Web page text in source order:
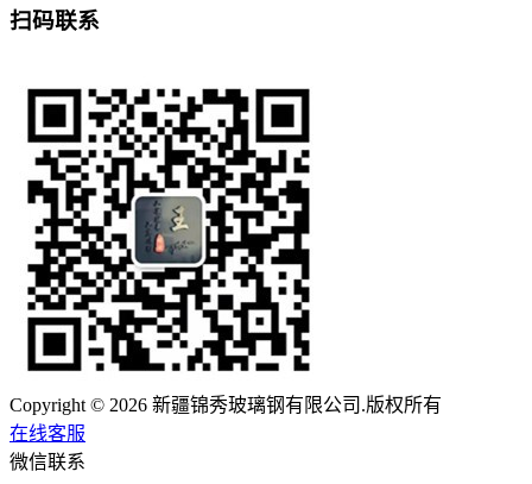
扫码联系
Copyright © 2026 新疆锦秀玻璃钢有限公司.版权所有
在线客服
微信联系